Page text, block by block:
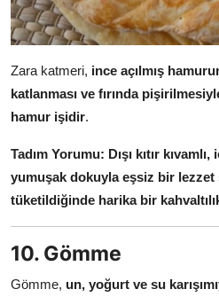
Zara katmeri, ince açılmış
katlanması ve fırında
hamur işidir.
Tadım Yorumu: Dışı kıtır
yumuşak dokuyla eşsiz bir lezzet
tüketildiğinde harika bir
10. Gömme
Gömme, un, yoğurt ve su